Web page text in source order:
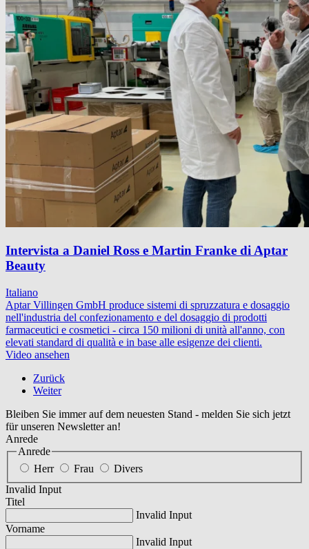
Intervista a Daniel Ross e Martin Franke di Aptar
Beauty
Italiano
Aptar Villingen GmbH produce sistemi di spruzzatura e dosaggio
nell'industria del confezionamento e del dosaggio di prodotti
farmaceutici e cosmetici - circa 150 milioni di unità all'anno, con
elevati standard di qualità e in base alle esigenze dei clienti.
Video ansehen
Zurück
Weiter
Bleiben Sie immer auf dem neuesten Stand - melden Sie sich jetzt
für unseren Newsletter an!
Anrede
Anrede
Herr
Frau
Divers
Invalid Input
Titel
Invalid Input
Vorname
Invalid Input